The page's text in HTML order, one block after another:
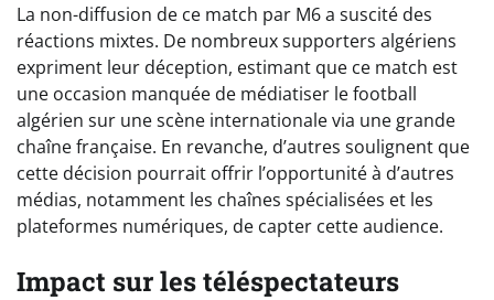
La non-diffusion de ce match par M6 a suscité des
réactions mixtes. De nombreux supporters algériens
expriment leur déception, estimant que ce match est
une occasion manquée de médiatiser le football
algérien sur une scène internationale via une grande
chaîne française. En revanche, d’autres soulignent que
cette décision pourrait offrir l’opportunité à d’autres
médias, notamment les chaînes spécialisées et les
plateformes numériques, de capter cette audience.
Impact sur les téléspectateurs